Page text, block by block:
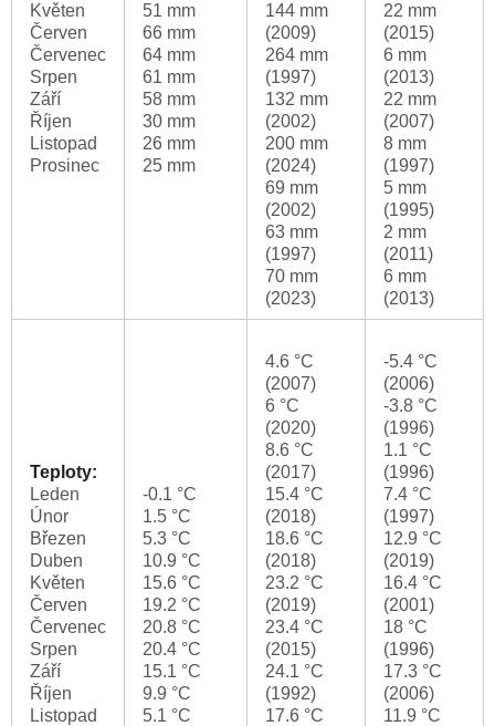
Květen
Červen
Červenec
Srpen
Září
Říjen
Listopad
Prosinec
51 mm
66 mm
64 mm
61 mm
58 mm
30 mm
26 mm
25 mm
144 mm
(2009)
264 mm
(1997)
132 mm
(2002)
200 mm
(2024)
69 mm
(2002)
63 mm
(1997)
70 mm
(2023)
22 mm
(2015)
6 mm
(2013)
22 mm
(2007)
8 mm
(1997)
5 mm
(1995)
2 mm
(2011)
6 mm
(2013)
Teploty:
Leden
Únor
Březen
Duben
Květen
Červen
Červenec
Srpen
Září
Říjen
Listopad
-0.1 °C
1.5 °C
5.3 °C
10.9 °C
15.6 °C
19.2 °C
20.8 °C
20.4 °C
15.1 °C
9.9 °C
5.1 °C
4.6 °C
(2007)
6 °C
(2020)
8.6 °C
(2017)
15.4 °C
(2018)
18.6 °C
(2018)
23.2 °C
(2019)
23.4 °C
(2015)
24.1 °C
(1992)
17.6 °C
-5.4 °C
(2006)
-3.8 °C
(1996)
1.1 °C
(1996)
7.4 °C
(1997)
12.9 °C
(2019)
16.4 °C
(2001)
18 °C
(1996)
17.3 °C
(2006)
11.9 °C